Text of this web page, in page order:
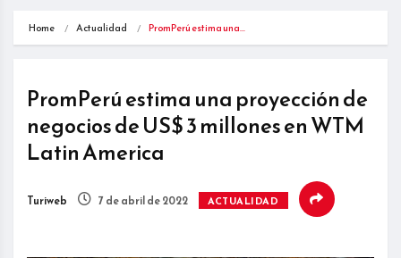
Home Actualidad PromPerú estima una…
PromPerú estima una proyección de
negocios de US$ 3 millones en WTM
Latin America
Turiweb 7 de abril de 2022 ACTUALIDAD